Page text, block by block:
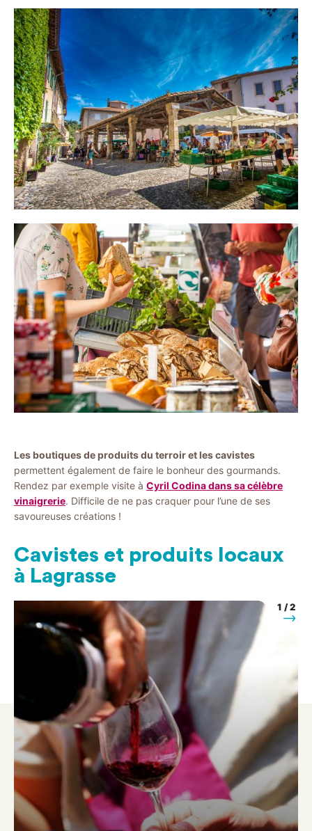
Les boutiques de produits du terroir et les cavistes
permettent également de faire le bonheur des gourmands.
Rendez par exemple visite à Cyril Codina dans sa célèbre
vinaigrerie. Difficile de ne pas craquer pour l’une de ses
savoureuses créations !
Cavistes et produits locaux
à Lagrasse
1 /2